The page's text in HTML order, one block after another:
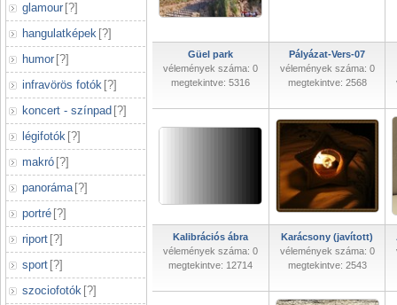
glamour [?]
hangulatképek [?]
humor [?]
infravörös fotók [?]
koncert - színpad [?]
légifotók [?]
makró [?]
panoráma [?]
portré [?]
riport [?]
sport [?]
szociofotók [?]
Güel park
vélemények száma: 0
megtekintve: 5316
Pályázat-Vers-07
vélemények száma: 0
megtekintve: 2568
Kalibrációs ábra
vélemények száma: 0
megtekintve: 12714
Karácsony (javított)
vélemények száma: 0
megtekintve: 2543